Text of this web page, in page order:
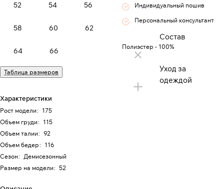
52 54 56
58 60 62
64 66
Таблица размеров
Характеристики
Рост модели: 175
Объем груди: 115
Объем талии: 92
Объем бедер: 116
Сезон: Демисезонный
Размер на модели: 52
Индивидуальный пошив
Персональный консультант
Состав
Полиэстер - 100%
Уход за
одеждой